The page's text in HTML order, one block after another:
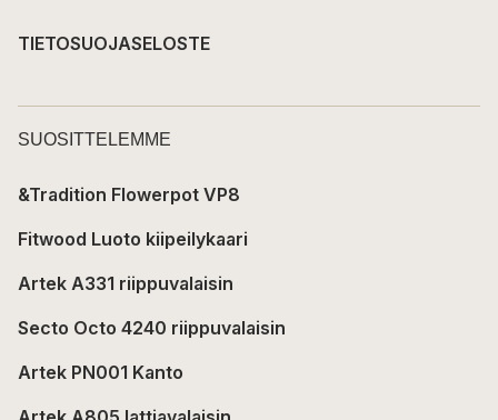
TIETOSUOJASELOSTE
SUOSITTELEMME
&Tradition Flowerpot VP8
Fitwood Luoto kiipeilykaari
Artek A331 riippuvalaisin
Secto Octo 4240 riippuvalaisin
Artek PN001 Kanto